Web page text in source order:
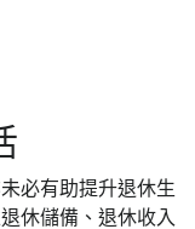
必有助提升退休生
休儲備、退休收入